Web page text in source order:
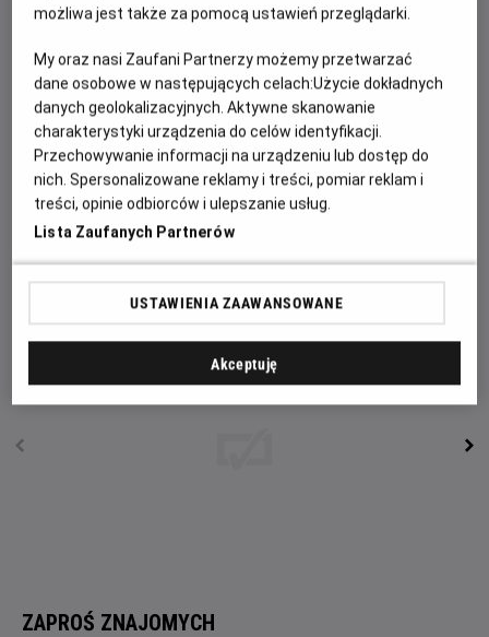
Bracia Wayans (Marlon i Shawn), Anna Faris i Regina Hall
ponownie łączą siły w filmie STRASZNY FILM gdzie wraz z
powracającymi ulubieńcami i nowymi twarzami rozpruwają
na strzępy rebooty, remaki, requele, prequele, sequele,
spin-offy, horrory z wyższej półki, historie oryginalne,
wszystko, co zawiera słowo „dziedzictwo” oraz każdy
„ostatni rozdział”, który absolutnie nie jest ostatni.
Nic nie jest święte. Żaden motyw nie przetrwa. Każda
ZAPROŚ ZNAJOMYCH
możliwa jest także za pomocą ustawień przeglądarki.
My oraz nasi Zaufani Partnerzy możemy przetwarzać
dane osobowe w następujących celach:Użycie dokładnych
danych geolokalizacyjnych. Aktywne skanowanie
charakterystyki urządzenia do celów identyfikacji.
Przechowywanie informacji na urządzeniu lub dostęp do
nich. Spersonalizowane reklamy i treści, pomiar reklam i
treści, opinie odbiorców i ulepszanie usług.
Lista Zaufanych Partnerów
USTAWIENIA ZAAWANSOWANE
Akceptuję